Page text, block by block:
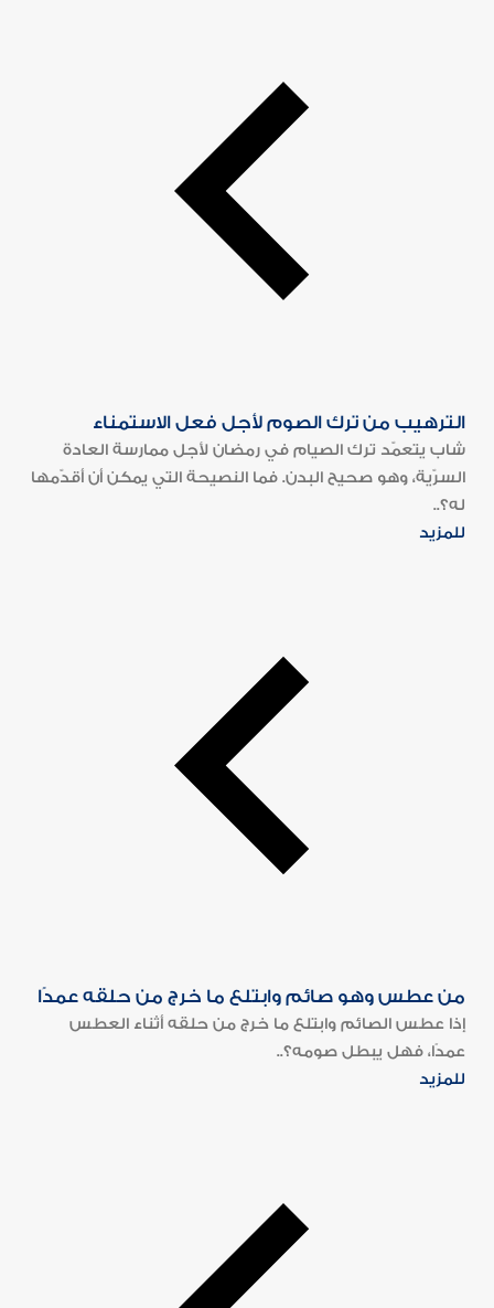
الترهيب من ترك الصوم لأجل فعل الاستمناء
شاب يتعمّد ترك الصيام في رمضان لأجل ممارسة العادة
السرّية، وهو صحيح البدن. فما النصيحة التي يمكن أن أقدّمها
له؟..
للمزيد
من عطس وهو صائم وابتلع ما خرج من حلقه عمدًا
إذا عطس الصائم وابتلع ما خرج من حلقه أثناء العطس
عمدًا، فهل يبطل صومه؟..
للمزيد